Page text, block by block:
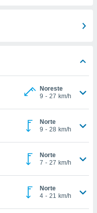
Noreste
9 - 27 km/h
Norte
9 - 28 km/h
Norte
7 - 27 km/h
Norte
4 - 21 km/h